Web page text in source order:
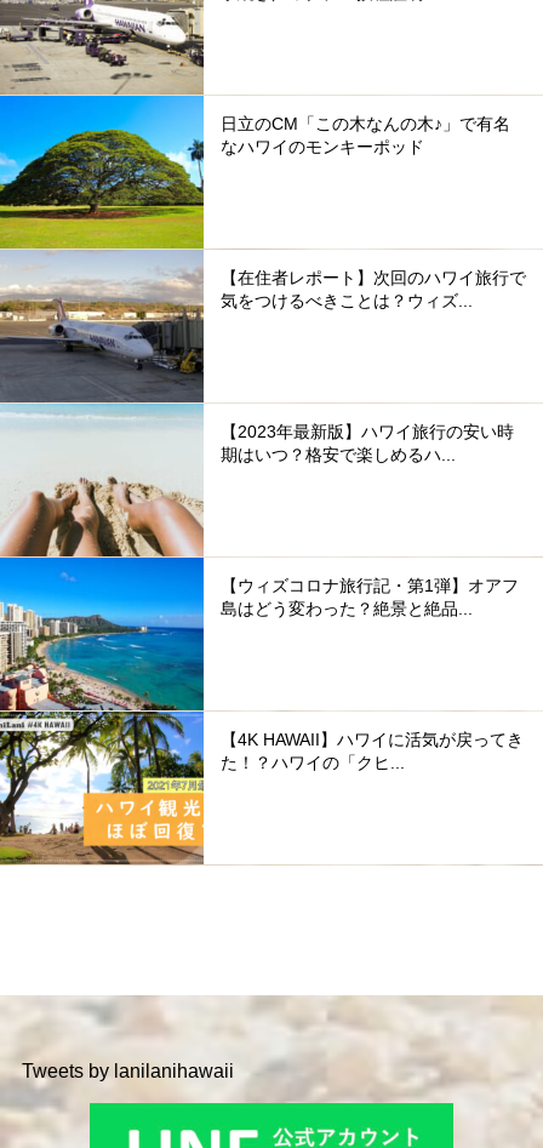
日立のCM「この木なんの木♪」で有名
なハワイのモンキーポッド
【在住者レポート】次回のハワイ旅行で
気をつけるべきことは？ウィズ...
【2023年最新版】ハワイ旅行の安い時
期はいつ？格安で楽しめるハ...
【ウィズコロナ旅行記・第1弾】オアフ
島はどう変わった？絶景と絶品...
【4K HAWAII】ハワイに活気が戻ってき
た！？ハワイの「クヒ...
Tweets by lanilanihawaii